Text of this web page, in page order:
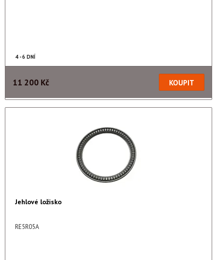
4 - 6 DNÍ
11 200 Kč
Jehlové ložisko
RE5R05A